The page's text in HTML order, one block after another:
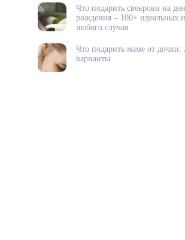
Что подарить свекрови на
рождения – 100+ идеальных
любого случая
Что подарить маме от дочки:
варианты